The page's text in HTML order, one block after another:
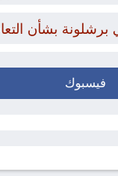
برشلونة بشأن
فيسبوك